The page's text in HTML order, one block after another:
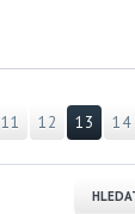
11 12 13 14